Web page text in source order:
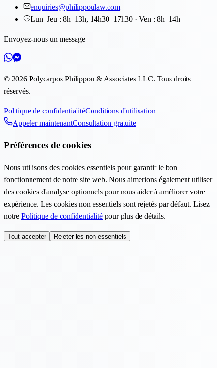
enquiries@philippoulaw.com
Lun–Jeu : 8h–13h, 14h30–17h30 · Ven : 8h–14h
Envoyez-nous un message
© 2026 Polycarpos Philippou & Associates LLC. Tous droits
réservés.
Politique de confidentialitéConditions d'utilisation
Appeler maintenantConsultation gratuite
Préférences de cookies
Nous utilisons des cookies essentiels pour garantir le bon
fonctionnement de notre site web. Nous aimerions également utiliser
des cookies d'analyse optionnels pour nous aider à améliorer votre
expérience. Les cookies non essentiels sont rejetés par défaut. Lisez
notre Politique de confidentialité pour plus de détails.
Tout accepter Rejeter les non-essentiels